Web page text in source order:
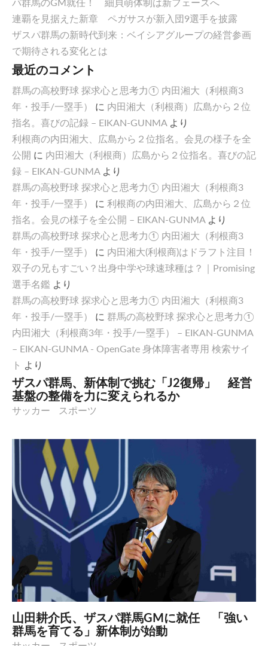
連覇を見据えた新章 ペガサスが新入団9選手を披露
ザスパ群馬の新時代到来：ベイシアグループの経営参画
で期待される変化とは
最近のコメント
群馬の高校野球 探求心と思考力① 内田湘大（利根商3
年・投手/一塁手）
に 内田湘大（利根商）広島から２位
指名。喜びの記録 – EIKAN-GUNMA より
利根商の内田湘大、広島から２位指名。会見の様子を全
公開 に 内田湘大（利根商）広島から２位指名。喜びの記
録 – EIKAN-GUNMA より
群馬の高校野球 探求心と思考力① 内田湘大（利根商3
年・投手/一塁手）
に 利根商の内田湘大、広島から２位
指名。会見の様子を全公開 – EIKAN-GUNMA より
群馬の高校野球 探求心と思考力① 内田湘大（利根商3
年・投手/一塁手）
に 内田湘大(利根商)はドラフト注目！
双子の兄もすごい？出身中学や球速球種は？｜Promising
選手名鑑 より
群馬の高校野球 探求心と思考力① 内田湘大（利根商3
年・投手/一塁手）
に 群馬の高校野球 探求心と思考力①
内田湘大（利根商3年・投手/一塁手） – EIKAN-GUNMA
– EIKAN-GUNMA - OpenGate 身体障害者専用 検索サイ
ト
より
ザスパ群馬、新体制で挑む「J2復帰」 経営
基盤の整備を力に変えられるか
サッカー スポーツ
山田耕介氏、ザスパ群馬GMに就任 「強い
群馬を育てる」新体制が始動